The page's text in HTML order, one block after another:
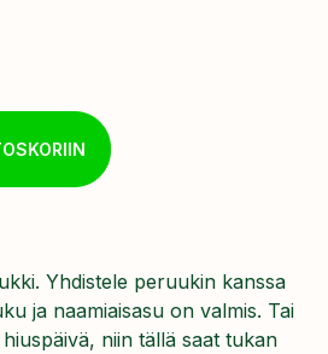
Yhdistele peruukin kanssa
ja naamiaisasu on valmis. Tai
niin tällä saat tukan